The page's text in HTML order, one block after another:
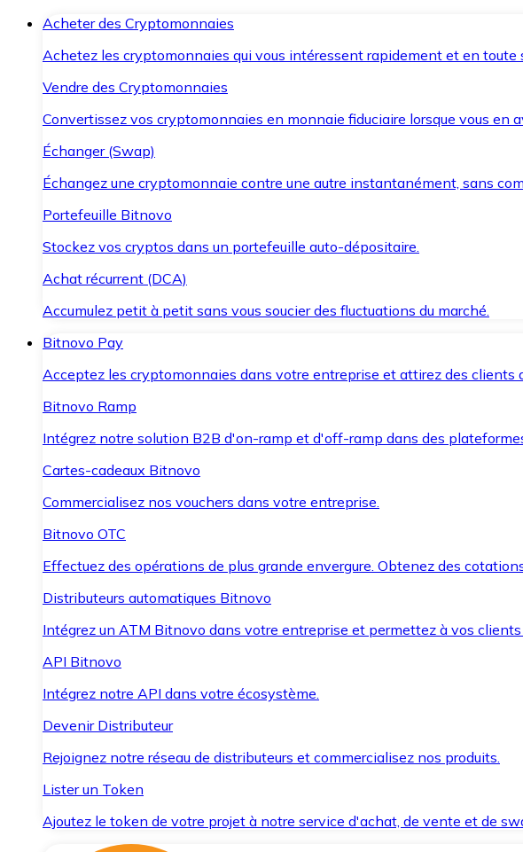
Acheter des Cryptomonnaies
Achetez les cryptomonnaies qui vous intéressent rapidement et en toute
Vendre des Cryptomonnaies
Convertissez vos cryptomonnaies en monnaie fiduciaire lorsque vous en
Échanger (Swap)
Échangez une cryptomonnaie contre une autre instantanément, sans
Portefeuille Bitnovo
Stockez vos cryptos dans un portefeuille auto-dépositaire.
Achat récurrent (DCA)
Accumulez petit à petit sans vous soucier des fluctuations du marché.
Bitnovo Pay
Acceptez les cryptomonnaies dans votre entreprise et attirez des clients
Bitnovo Ramp
Intégrez notre solution B2B d'on-ramp et d'off-ramp dans des
Cartes-cadeaux Bitnovo
Commercialisez nos vouchers dans votre entreprise.
Bitnovo OTC
Effectuez des opérations de plus grande envergure. Obtenez des
Distributeurs automatiques Bitnovo
Intégrez un ATM Bitnovo dans votre entreprise et permettez à vos
API Bitnovo
Intégrez notre API dans votre écosystème.
Devenir Distributeur
Rejoignez notre réseau de distributeurs et commercialisez nos produits.
Lister un Token
Ajoutez le token de votre projet à notre service d'achat, de vente et de